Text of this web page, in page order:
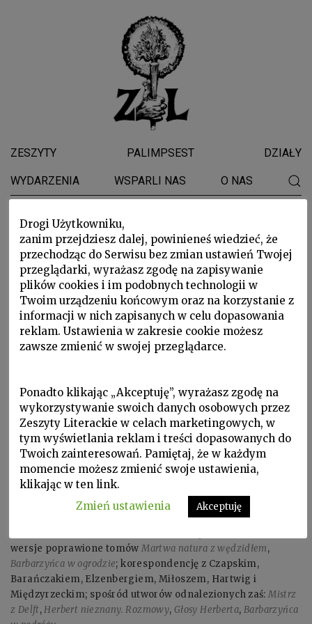
ZESZYTY PALIMPSEST DZIAŁY
WYDARZENIA WSPARLI NAS O NAS
ZBIGNIEW
HERBERT
ZBIGNIEW HERBERT, ur. 1924, zm. 1998. Poświęciliśmy mu
„ZL” 68. W wyniku 10 lat pracy w jego archiwum ogłosiliśmy
wersje poprawione tomówMartwa natura z wędzidłem,
Barbarzyńca w ogrodzie; korespondencję z Czapskim,
Barańczakiem, Elzenbergiem, Miłoszem, Hartwig i
Międzyrzeckim; spośród utworów odnalezionych zaś:Mistrz
z Delft,Herbert nieznany. Rozmowy, Głosy Herberta,Barbarzyńca
Drogi Użytkowniku,
zanim przejdziesz dalej, powinieneś wiedzieć, że
przechodząc do Serwisu bez zmian ustawień Twojej
przeglądarki, wyrażasz zgodę na zapisywanie
plików cookies i im podobnych technologii w
Twoim urządzeniu końcowym oraz na korzystanie z
informacji w nich zapisanych w celu dopasowania
reklam. Ustawienia w zakresie cookie możesz
zawsze zmienić w swojej przeglądarce.
Ponadto klikając „Akceptuję”, wyrażasz zgodę na
wykorzystywanie swoich danych osobowych przez
Zeszyty Literackie w celach marketingowych, w
tym wyświetlania reklam i treści dopasowanych do
Twoich zainteresowań. Pamiętaj, że w każdym
momencie możesz zmienić swoje ustawienia,
klikając w ten link.
Zmień ustawienia
Akceptuję